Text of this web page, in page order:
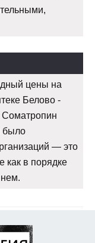
цены на
Белово -
Cоматропин
было
— это
как в порядке